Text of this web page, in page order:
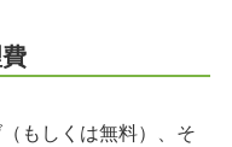
もしくは無料）、そ